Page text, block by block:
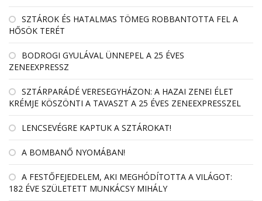
SZTÁROK ÉS HATALMAS TÖMEG ROBBANTOTTA FEL A
HŐSÖK TERÉT
BODROGI GYULÁVAL ÜNNEPEL A 25 ÉVES
ZENEEXPRESSZ
SZTÁRPARÁDÉ VERESEGYHÁZON: A HAZAI ZENEI ÉLET
KRÉMJE KÖSZÖNTI A TAVASZT A 25 ÉVES ZENEEXPRESSZEL
LENCSEVÉGRE KAPTUK A SZTÁROKAT!
A BOMBANŐ NYOMÁBAN!
A FESTŐFEJEDELEM, AKI MEGHÓDÍTOTTA A VILÁGOT:
182 ÉVE SZÜLETETT MUNKÁCSY MIHÁLY